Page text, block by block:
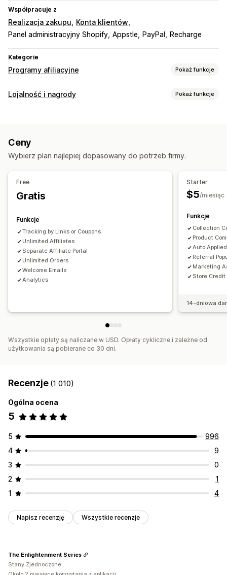
Współpracuje z
Realizacja zakupu
Konta klientów
Panel administracyjny Shopify Appstle PayPal Recharge
Kategorie
Programy afiliacyjne Pokaż funkcje
Opcje prowizji
Bonusy związane z wydajnością
Tantiemy Korzyści progowe
Zarządzanie poleceniami
Śledzenie osiągnięć
Linki kolekcji
Śledzenie wielopoziomowe
Wyskakujące okienka po zakupie
Śledzenie produktów
Ochrona przed oszustwami
Śledzenie w czasie rzeczywistym
Niestandardowa rejestracja
Portal marki Niestandardowe linki i rabaty
Niestandardowe formularze
Niestandardowy branding
Wypłaty zbiorcze
Lojalność i nagrody Pokaż funkcje
Nagrody, które można zaoferować
Ceny
Wybierz plan najlepiej dopasowany do potrzeb firmy.
Free
Gratis
Funkcje
Tracking by Links or Coupons
Unlimited Affiliates
Separate Affiliate Portal
Unlimited Orders
Welcome Emails
Analytics
Starter
$5/miesiąc
Funkcje
Collection
Product
Auto
Referral
Marketing
Store Credit
14-dniowa
Wszystkie opłaty są naliczane w USD. Opłaty cykliczne i zależne od
użytkowania są pobierane co 30 dni.
Recenzje (1 010)
Ogólna ocena
5
5
996
4
9
3
0
2
1
1
4
Napisz recenzję Wszystkie recenzje
The Enlightenment Series
Stany Zjednoczone